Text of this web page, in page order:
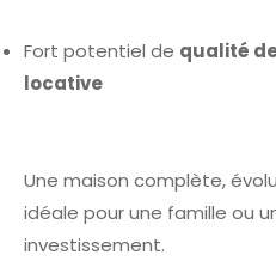
Fort potentiel de qualité
locative
Une maison complète,
idéale pour une famille ou
investissement.